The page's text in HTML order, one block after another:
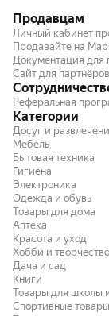
Продавцам
Личный кабинет
Продавайте на
Документация для
Сайт для партнёров
Реферальная
Категории
Досуг и
Мебель
Бытовая техника
Гигиена
Электроника
Одежда и обувь
Товары для дома
Аптека
Красота и уход
Хобби и творчество
Дача и сад
Книги
Товары для школы
Спортивные товары